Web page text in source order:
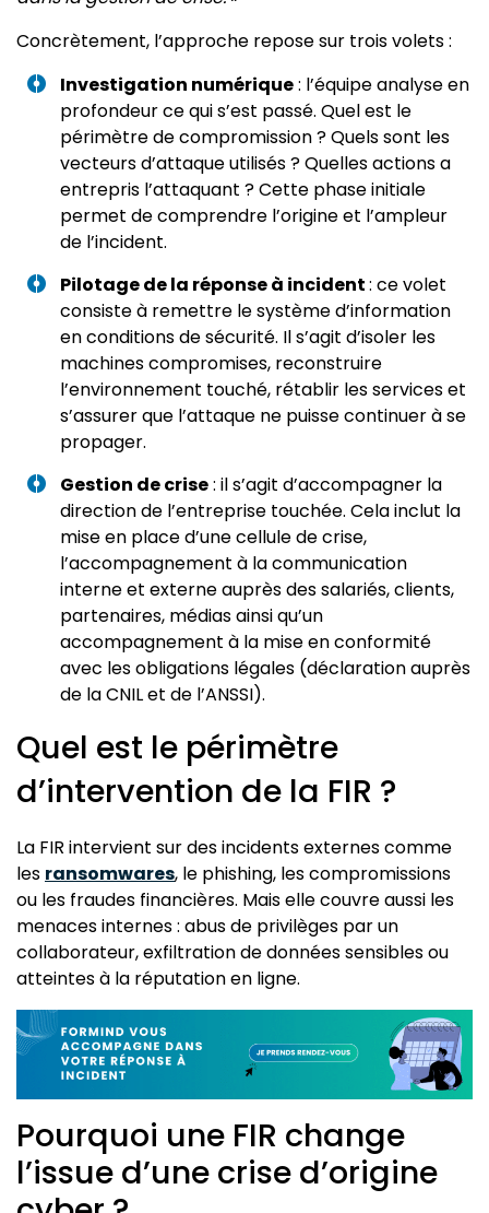
Concrètement, l’approche repose sur trois volets :
Investigation numérique: l’équipe analyse en
profondeur ce qui s’est passé. Quel est le
périmètre de compromission ? Quels sont les
vecteurs d’attaque utilisés ? Quelles actions a
entrepris l’attaquant ? Cette phase initiale
permet de comprendre l’origine et l’ampleur
de l’incident.
Pilotage de la réponse à incident: ce volet
consiste à remettre le système d’information
en conditions de sécurité. Il s’agit d’isoler les
machines compromises, reconstruire
l’environnement touché, rétablir les services et
s’assurer que l’attaque ne puisse continuer à se
propager.
Gestion de crise: il s’agit d’accompagner la
direction de l’entreprise touchée. Cela inclut la
mise en place d’une cellule de crise,
l’accompagnement à la communication
interne et externe auprès des salariés, clients,
partenaires, médias ainsi qu’un
accompagnement à la mise en conformité
avec les obligations légales (déclaration auprès
de la CNIL et de l’ANSSI).
Quel est le périmètre
d’intervention de la FIR ?
La FIR intervient sur des incidents externes comme
les ransomwares, le phishing, les compromissions
ou les fraudes financières. Mais elle couvre aussi les
menaces internes : abus de privilèges par un
collaborateur, exfiltration de données sensibles ou
atteintes à la réputation en ligne.
Pourquoi une FIR change
l’issue d’une crise d’origine